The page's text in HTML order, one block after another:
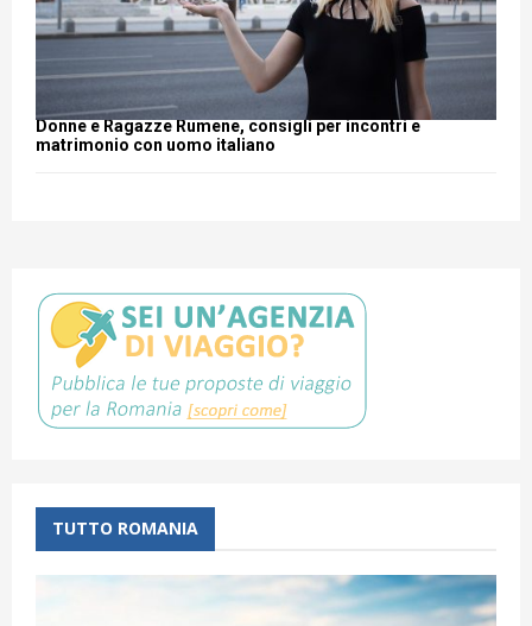
Donne e Ragazze Rumene, consigli per incontri e
matrimonio con uomo italiano
TUTTO ROMANIA